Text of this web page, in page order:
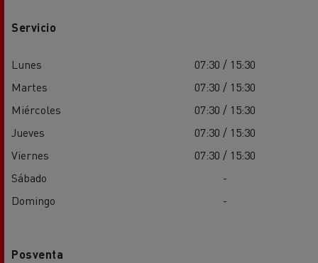
Servicio
Lunes
07:30 / 15:30
Martes
07:30 / 15:30
Miércoles
07:30 / 15:30
Jueves
07:30 / 15:30
Viernes
07:30 / 15:30
Sábado
-
Domingo
-
Posventa